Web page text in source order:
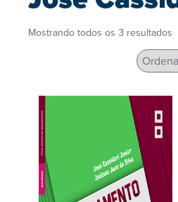
Mostrando todos os 3 resultados